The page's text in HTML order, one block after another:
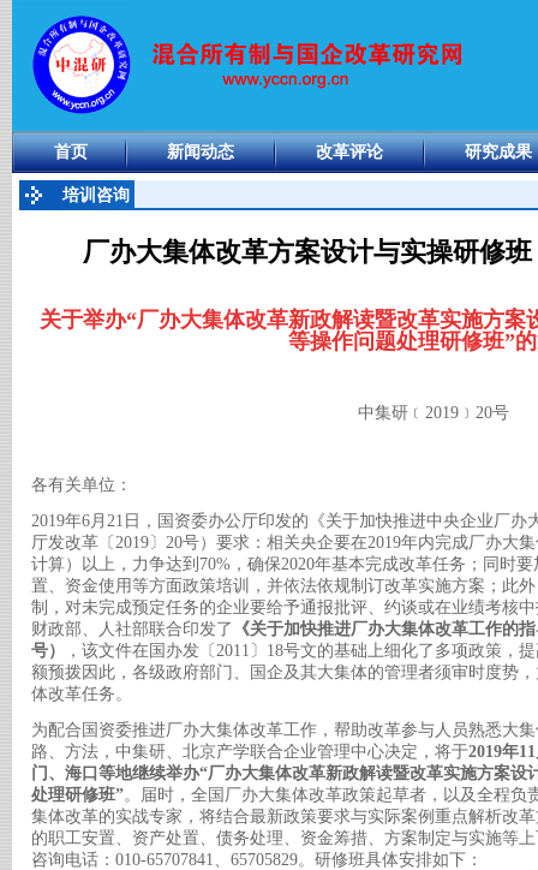
首页 新闻动态 改革评论 研究成果
培训咨询
厂办大集体改革方案设计与实操研修
关于举办“厂办大集体改革新政解读暨改革实施方案
等操作问题处理研修班”
中集研﹝ 2019﹞20号
各有关单位：
2019年6月21日，国资委办公厅印发的《关于加快推进中央企业厂
厅发改革〔2019〕20号）要求：相关央企要在2019年内完成厂办大
计算）以上，力争达到70%，确保2020年基本完成改革任务；同时
置、资金使用等方面政策培训，并依法依规制订改革实施方案；此
制，对未完成预定任务的企业要给予通报批评、约谈或在业绩考核
财政部、人社部联合印发了
《关于加快推进厂办大集体改革工作的
号）
，该文件在国办发〔 2011〕18号文的基础上细化了多项政策，
额预拨因此，各级政府部门、国企及其大集体的管理者须审时度势
体改革任务。
为配合国资委推进厂办大集体改革工作，帮助改革参与人员熟悉大
路、方法，中集研、北京产学联合企业管理中心决定，将于2019年
门、海口等地继续举办“厂办大集体改革新政解读暨改革实施方案设
处理研修班”。届时，全国厂办大集体改革政策起草者，以及全程负
集体改革的实战专家，将结合最新政策要求与实际案例重点解析改
的职工安置、资产处置、债务处理、资金筹措、方案制定与实施等
咨询电话：010-65707841、65705829。研修班具体安排如下：